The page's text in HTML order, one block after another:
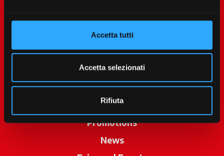
Accetta tutti
Accetta selezionati
Rifiuta
McCormick World
Products
Services
Promotions
News